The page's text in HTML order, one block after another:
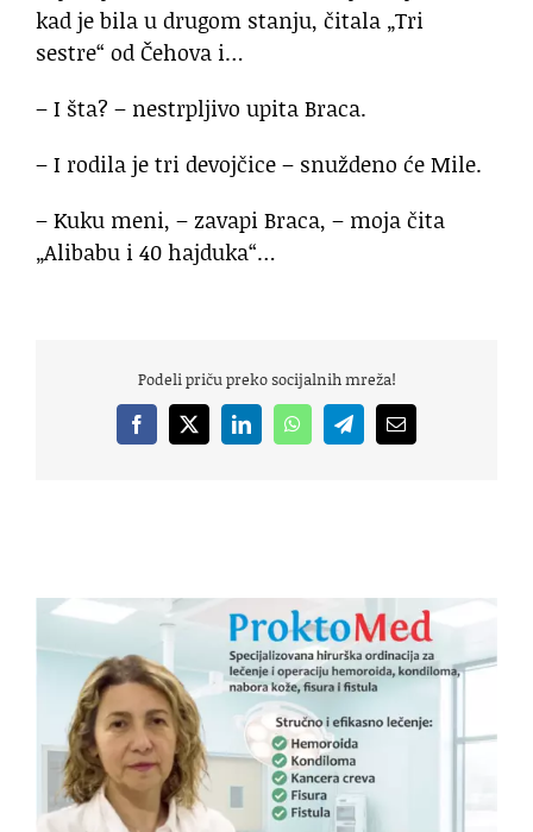
kad je bila u drugom stanju, čitala „Tri
sestre“ od Čehova i…
– I šta? – nestrpljivo upita Braca.
– I rodila je tri devojčice – snuždeno će Mile.
– Kuku meni, – zavapi Braca, – moja čita
„Alibabu i 40 hajduka“…
Podeli priču preko socijalnih mreža!
Facebook
X LinkedInWhatsAppTelegramEmail